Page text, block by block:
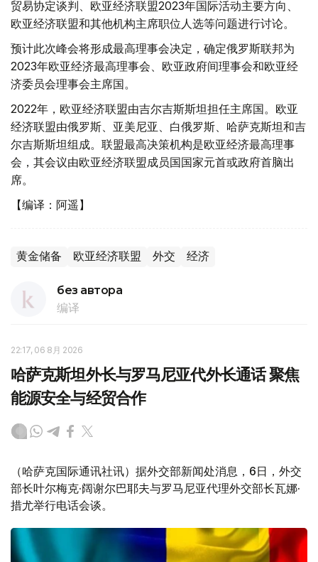
贸易协定谈判、欧亚经济联盟2023年国际活动主要方向、
欧亚经济联盟和其他机构主席职位人选等问题进行讨论。
预计此次峰会将形成最高理事会决定，确定俄罗斯联邦为
2023年欧亚经济最高理事会、欧亚政府间理事会和欧亚经
济委员会理事会主席国。
2022年，欧亚经济联盟由吉尔吉斯斯坦担任主席国。欧亚
经济联盟由俄罗斯、亚美尼亚、白俄罗斯、哈萨克斯坦和吉
尔吉斯斯坦组成。联盟最高决策机构是欧亚经济最高理事
会，其会议由欧亚经济联盟成员国国家元首或政府首脑出
席。
【编译：阿遥】
黄金储备 欧亚经济联盟 外交 经济
без автора
编译
22:17, 06 8月 2026
哈萨克斯坦外长与罗马尼亚代外长通话 聚焦
能源安全与经贸合作
（哈萨克国际通讯社讯）据外交部新闻处消息，6日，外交
部长叶尔梅克·阔谢尔巴耶夫与罗马尼亚代理外交部长瓦娜·
措尤举行电话会谈。